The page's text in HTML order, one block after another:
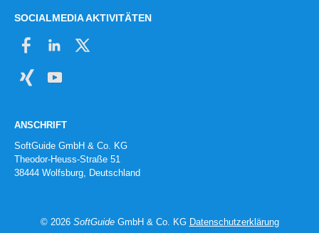
SOCIALMEDIA AKTIVITÄTEN
ANSCHRIFT
SoftGuide GmbH & Co. KG
Theodor-Heuss-Straße 51
38444 Wolfsburg, Deutschland
© 2026 SoftGuideGmbH & Co. KG Datenschutzerklärung